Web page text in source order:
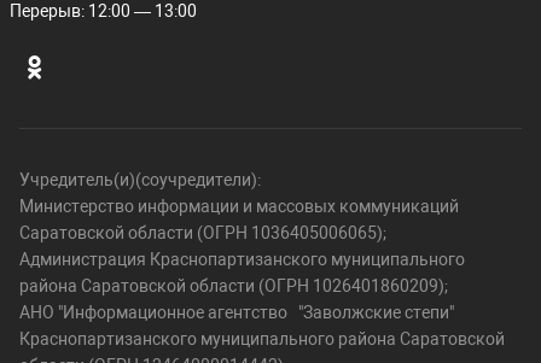
Перерыв: 12:00 — 13:00
Учредитель(и)(соучредители):
Министерство информации и массовых коммуникаций
Саратовской области (ОГРН 1036405006065);
Администрация Краснопартизанского муниципального
района Саратовской области (ОГРН 1026401860209);
АНО "Информационное агентство "Заволжские степи"
Краснопартизанского муниципального района Саратовской